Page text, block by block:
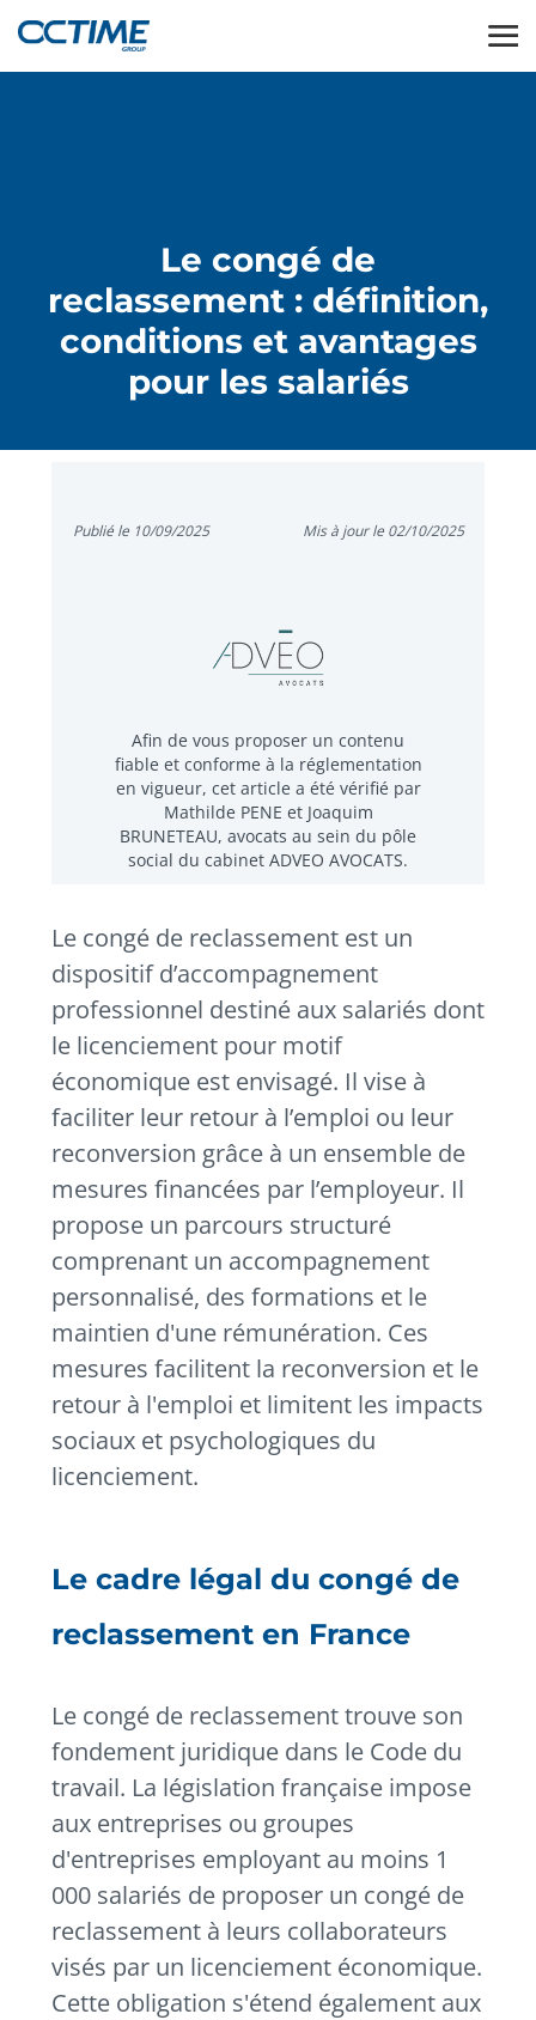
Le congé de
reclassement : définition,
conditions et avantages
pour les salariés
Publié le 10/09/2025 Mis à jour le 02/10/2025
Afin de vous proposer un contenu
fiable et conforme à la réglementation
en vigueur, cet article a été vérifié par
Mathilde PENE et Joaquim
BRUNETEAU, avocats au sein du pôle
social du cabinet ADVEO AVOCATS.
Le congé de reclassement est un
dispositif d’accompagnement
professionnel destiné aux salariés dont
le licenciement pour motif
économique est envisagé. Il vise à
faciliter leur retour à l’emploi ou leur
reconversion grâce à un ensemble de
mesures financées par l’employeur. Il
propose un parcours structuré
comprenant un accompagnement
personnalisé, des formations et le
maintien d'une rémunération. Ces
mesures facilitent la reconversion et le
retour à l'emploi et limitent les impacts
sociaux et psychologiques du
licenciement.
Le cadre légal du congé de
reclassement en France
Le congé de reclassement trouve son
fondement juridique dans le Code du
travail. La législation française impose
aux entreprises ou groupes
d'entreprises employant au moins 1
000 salariés de proposer un congé de
reclassement à leurs collaborateurs
visés par un licenciement économique.
Cette obligation s'étend également aux